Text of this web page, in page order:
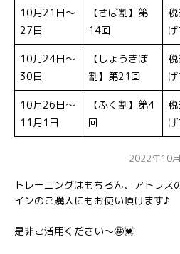
10月21日〜
27日
【さば割】第
14回
10月24日〜
30日
【しょうきぼ
割】第21回
10月26日〜
11月1日
【ふく割】第4
回
2022年10
トレーニングはもちろん、アトラス
インのご購入にもお使い頂けます♪
是非ご活用ください〜🤩💓